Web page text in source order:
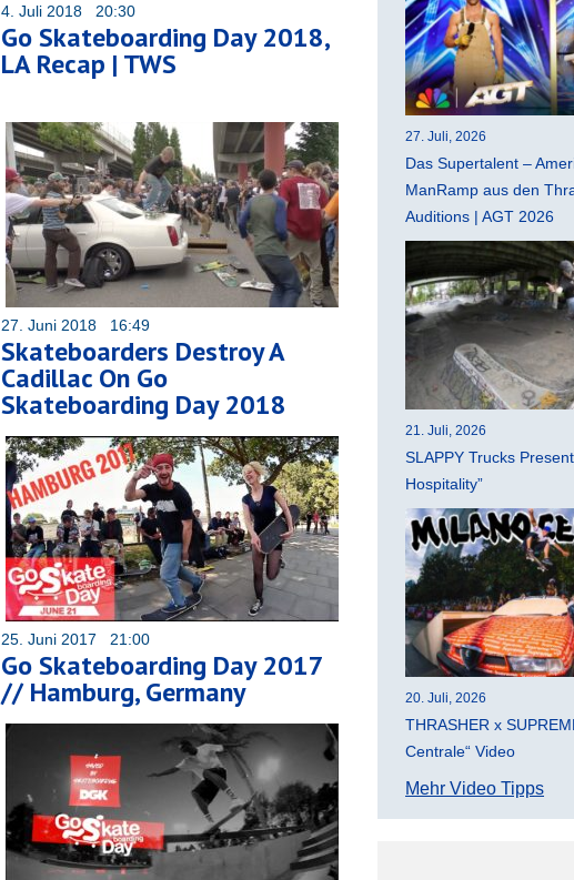
4. Juli 2018 20:30
Go Skateboarding Day 2018,
LA Recap | TWS
27. Juni 2018 16:49
Skateboarders Destroy A
Cadillac On Go
Skateboarding Day 2018
25. Juni 2017 21:00
Go Skateboarding Day 2017
// Hamburg, Germany
27. Juli, 2026
Das Supertalent –
ManRamp aus den
Auditions | AGT 2026
21. Juli, 2026
SLAPPY Trucks
Hospitality”
20. Juli, 2026
THRASHER x
Centrale“ Video
Mehr Video Tipps